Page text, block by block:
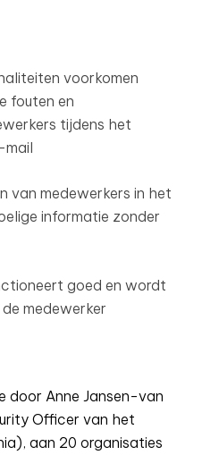
voorkomen
fouten en
tijdens het
mail
van medewerkers in het
informatie zonder
goed en wordt
medewerker
door Anne Jansen-van
Officer van het
aan 20 organisaties